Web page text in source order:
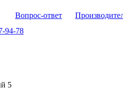
Вопрос-ответ
94-78
5